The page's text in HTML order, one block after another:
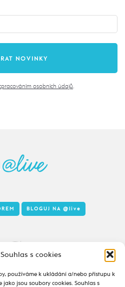
s cookies
používáme k ukládání a/nebo přístupu k
jsou soubory cookies. Souhlas s
osobních údajů.
to taky žije
BLOGUJ NA @live